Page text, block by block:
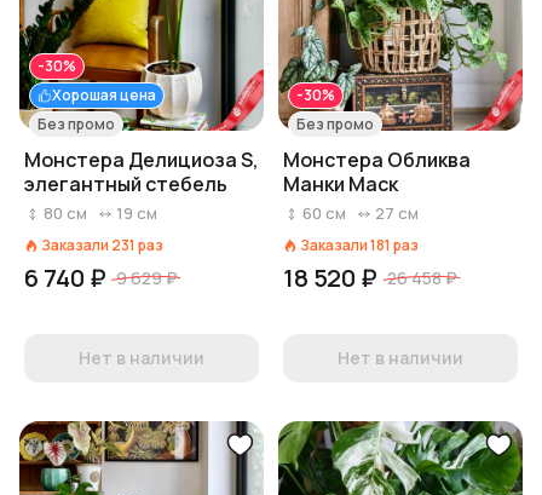
Хорошая цена
-30%
Без промо
Монстера Делициоза S,
элегантный стебель
80 см 19 см
Заказали 231 раз
6 740 ₽ 9 629 ₽
Нет в наличии
-30%
Без промо
Монстера Обликва
Манки Маск
60 см 27 см
Заказали181 раз
18 520 ₽ 26 458 ₽
Нет в наличии